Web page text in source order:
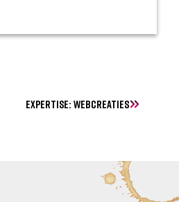
Expertise: Webcreaties